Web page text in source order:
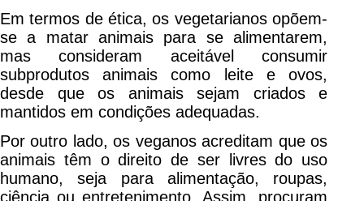
Em termos de ética, os vegetarianos opõem-
se a matar animais para se alimentarem,
mas consideram aceitável consumir
subprodutos animais como leite e ovos,
desde que os animais sejam criados e
mantidos em condições adequadas.
Por outro lado, os veganos acreditam que os
animais têm o direito de ser livres do uso
humano, seja para alimentação, roupas,
ciência ou entretenimento. Assim, procuram